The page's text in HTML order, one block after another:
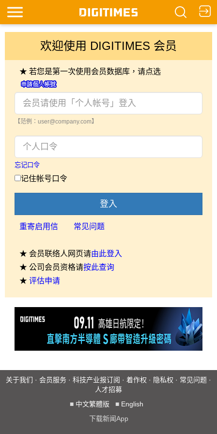
欢迎使用 DIGITIMES 会员
★ 若您是第一次使用会员数据库，请点选
【范例：user@company.com】
忘记口令
记住帐号口令
登入
重寄启用信 常见问题
★ 会员联络人网页请由此登入
★ 公司会员资格请按此查询
★ 评估申请
关于我们 · 会员服务 · 科技产业报订阅 · 着作权 · 隐私权 · 常见问题 ·
人才招募
■ 中文繁體版 ■ English
下载新闻App